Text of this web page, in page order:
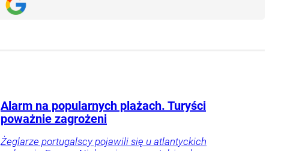
Alarm na popularnych plażach. Turyści
poważnie zagrożeni
Żeglarze portugalscy pojawili się u atlantyckich